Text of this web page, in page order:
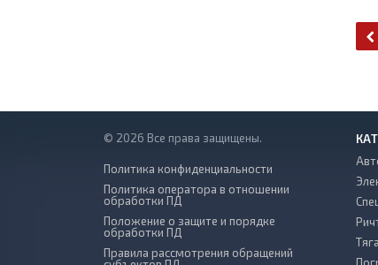
© 2026 Все права защищены.
Политика конфиденциальности
Политика оператора в отношении
обработки ПД
Положение о защите и порядке
обработки ПД
Правила рассмотрения обращений